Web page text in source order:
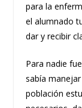
para la
el alumnado
dar y recibir
Para nadie
sabía
población